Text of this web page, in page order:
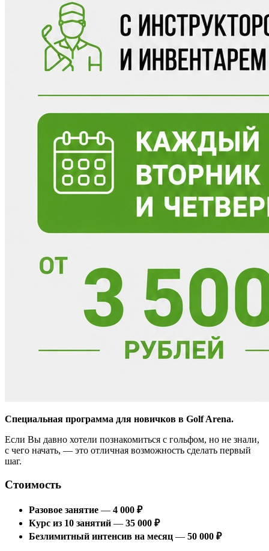
Специальная программа для новичков в Golf Arena.
Если Вы давно хотели познакомиться с гольфом, но не знали,
с чего начать, — это отличная возможность сделать первый
шаг.
Стоимость
Разовое занятие — 4 000 ₽
Курс из 10 занятий — 35 000 ₽
Безлимитный интенсив на месяц — 50 000 ₽